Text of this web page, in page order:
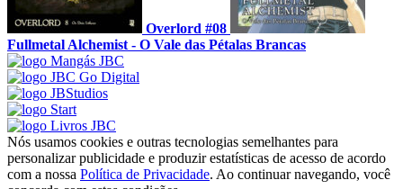
Overlord #08
Fullmetal Alchemist - O Vale das Pétalas Brancas
Nós usamos cookies e outras tecnologias semelhantes para
personalizar publicidade e produzir estatísticas de acesso de acordo
com a nossa Política de Privacidade. Ao continuar navegando, você